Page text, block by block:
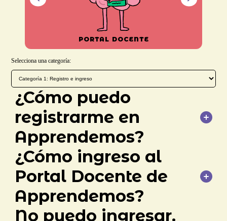
PORTAL DOCENTE
Selecciona una categoría:
¿Cómo puedo
registrarme en
Apprendemos?
formulario
¿Cómo ingreso al
Portal Docente de
Apprendemos?
Portal Docente
No puedo ingresar.